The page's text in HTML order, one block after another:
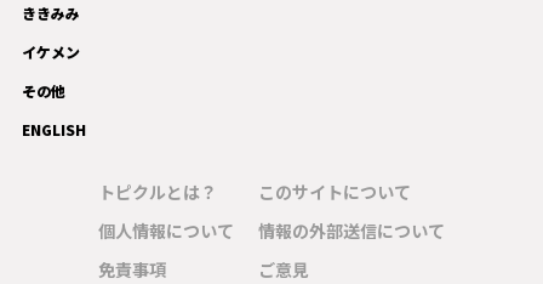
ききみみ
イケメン
その他
ENGLISH
トピクルとは？
個人情報について
免責事項
このサイトについて
情報の外部送信について
ご意見